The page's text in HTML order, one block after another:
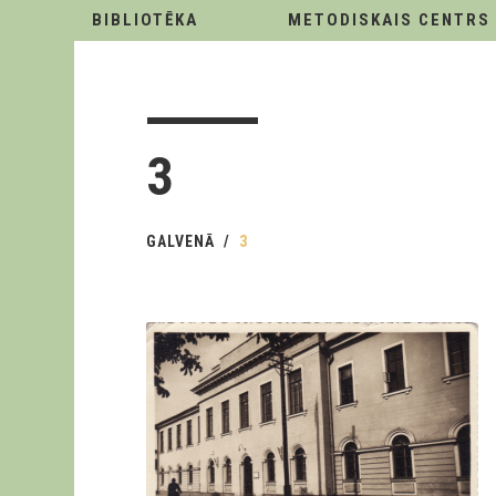
BIBLIOTĒKA
METODISKAIS CENTRS
3
GALVENĀ 3